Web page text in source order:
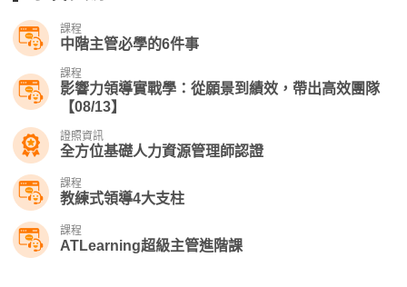
課程
中階主管必學的6件事
課程
影響力領導實戰學：從願景到績效，帶出高效團隊
【08/13】
證照資訊
全方位基礎人力資源管理師認證
課程
教練式領導4大支柱
課程
ATLearning超級主管進階課